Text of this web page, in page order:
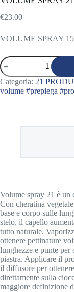
€23.00
VOLUME SPRAY
VOLUME
SPRAY
21
quantità
Categoria: 21
volume #prepiega
Volume spray 21 è un
Con cheratina
base e corpo sulle
stelo, il capello
tutto naturale.
ottenere pettinature
lunghezze e punte per
piastra. Applicare il
il diffusore per
direttamente sulla
maggiore definizione